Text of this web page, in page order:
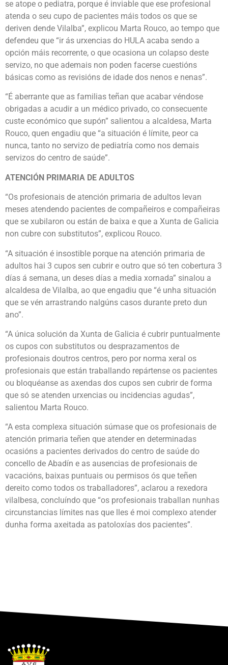
se atope o pediatra, porque é inviable que ese profesional
atenda o seu cupo de pacientes máis todos os que se
deriven dende Vilalba”, explicou Marta Rouco, ao tempo que
defendeu que “ir ás urxencias do HULA acaba sendo a
opción máis recorrente, o que ocasiona un colapso deste
servizo, no que ademais non poden facerse cuestións
básicas como as revisións de idade dos nenos e nenas”.
“É aberrante que as familias teñan que acabar véndose
obrigadas a acudir a un médico privado, co consecuente
custe económico que supón” salientou a alcaldesa, Marta
Rouco, quen engadiu que “a situación é límite, peor ca
nunca, tanto no servizo de pediatría como nos demais
servizos do centro de saúde”.
ATENCIÓN PRIMARIA DE ADULTOS
“Os profesionais de atención primaria de adultos levan
meses atendendo pacientes de compañeiros e compañeiras
que se xubilaron ou están de baixa e que a Xunta de Galicia
non cubre con substitutos”, explicou Rouco.
“A situación é insostible porque na atención primaria de
adultos hai 3 cupos sen cubrir e outro que só ten cobertura 3
días á semana, un deses días a media xornada” sinalou a
alcaldesa de Vilalba, ao que engadiu que “é unha situación
que se vén arrastrando nalgúns casos durante preto dun
ano”.
“A única solución da Xunta de Galicia é cubrir puntualmente
os cupos con substitutos ou desprazamentos de
profesionais doutros centros, pero por norma xeral os
profesionais que están traballando repártense os pacientes
ou bloquéanse as axendas dos cupos sen cubrir de forma
que só se atenden urxencias ou incidencias agudas”,
salientou Marta Rouco.
“A esta complexa situación súmase que os profesionais de
atención primaria teñen que atender en determinadas
ocasións a pacientes derivados do centro de saúde do
concello de Abadín e as ausencias de profesionais de
vacacións, baixas puntuais ou permisos ós que teñen
dereito como todos os traballadores”, aclarou a rexedora
vilalbesa, concluíndo que “os profesionais traballan nunhas
circunstancias límites nas que lles é moi complexo atender
dunha forma axeitada as patoloxías dos pacientes”.